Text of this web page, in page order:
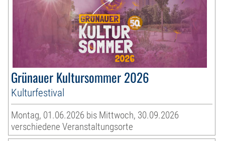
Grünauer Kultursommer 2026
Kulturfestival
Montag, 01.06.2026 bis Mittwoch, 30.09.2026
verschiedene Veranstaltungsorte